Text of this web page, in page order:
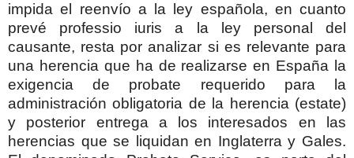
impida el reenvío a la ley española, en cuanto
prevé professio iuris a la ley personal del
causante, resta por analizar si es relevante para
una herencia que ha de realizarse en España la
exigencia de probate requerido para la
administración obligatoria de la herencia (estate)
y posterior entrega a los interesados en las
herencias que se liquidan en Inglaterra y Gales.